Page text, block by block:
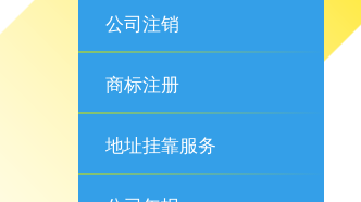
公司注销
商标注册
地址挂靠服务